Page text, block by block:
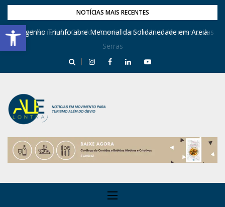
Barra de Ferramentas Aberta
NOTÍCIAS MAIS RECENTES
Dona Inês recebe Geraldo Azevedo no Festival de Inverno das
Serras
Engenho Triunfo abre Memorial da Solidariedade em Areia